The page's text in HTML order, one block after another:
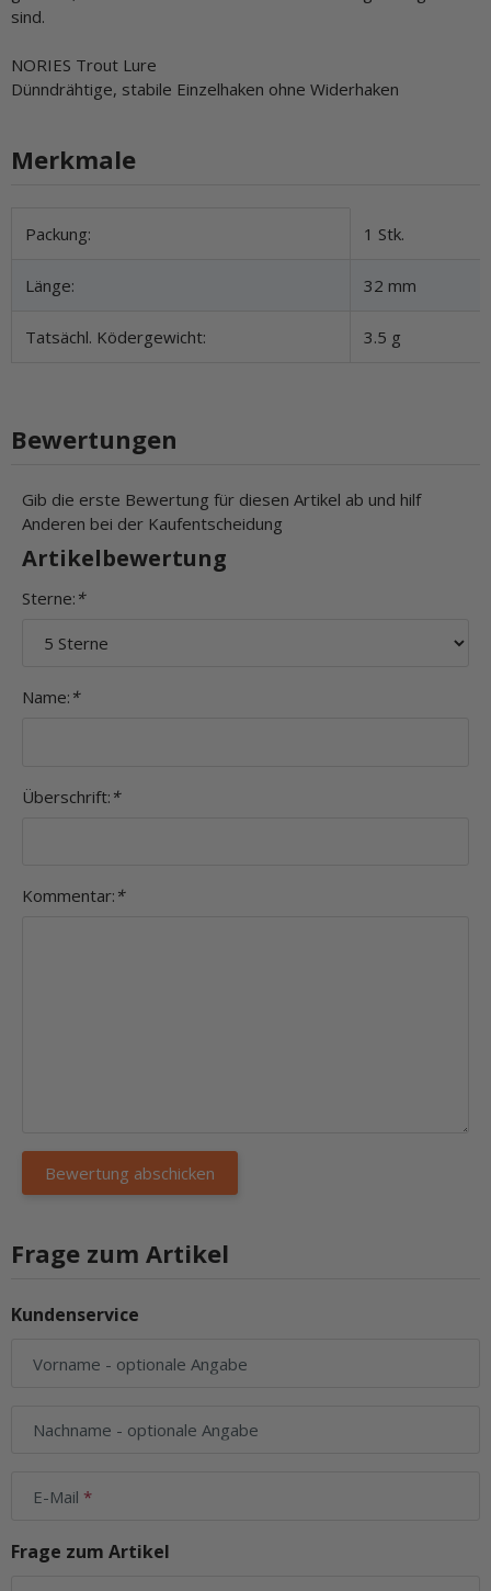
sind.
NORIES Trout Lure
Dünndrähtige, stabile Einzelhaken ohne Widerhaken
Merkmale
Produkteigenschaft
Wert
Packung: 1 Stk.
Länge: 32 mm
Tatsächl. Ködergewicht: 3.5 g
Bewertungen
Gib die erste Bewertung für diesen Artikel ab und hilf
Anderen bei der Kaufentscheidung
Artikelbewertung
Sterne: *
Name: *
Überschrift: *
Kommentar: *
Frage zum Artikel
Kundenservice
Vorname - optionale Angabe
Nachname - optionale Angabe
E-Mail
Frage zum Artikel